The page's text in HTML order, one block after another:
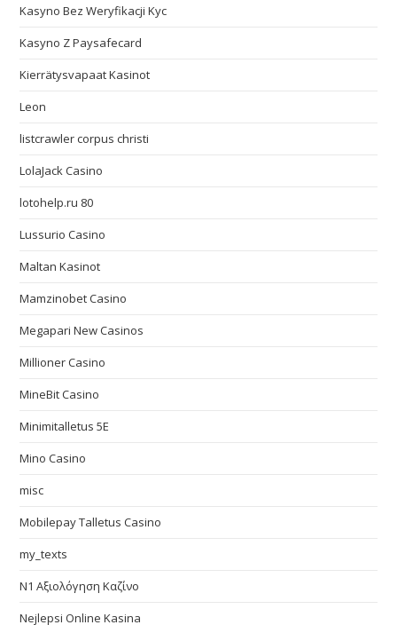
Kasyno Bez Weryfikacji Kyc
Kasyno Z Paysafecard
Kierrätysvapaat Kasinot
Leon
listcrawler corpus christi
LolaJack Casino
lotohelp.ru 80
Lussurio Casino
Maltan Kasinot
Mamzinobet Casino
Megapari New Casinos
Millioner Casino
MineBit Casino
Minimitalletus 5E
Mino Casino
misc
Mobilepay Talletus Casino
my_texts
N1 Αξιολόγηση Καζίνο
Nejlepsi Online Kasina